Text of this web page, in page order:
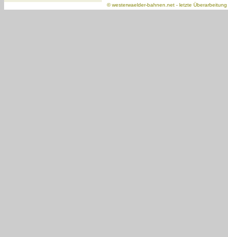
©westerwaelder-bahnen.net - letzte